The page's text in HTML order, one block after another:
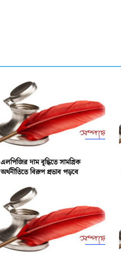
এলপিজির দাম বৃদ্ধিতে সামগ্রিক
অর্থনীতিতে বিরূপ প্রভাব পড়বে